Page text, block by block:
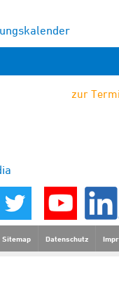
zur
Sitemap Datenschutz